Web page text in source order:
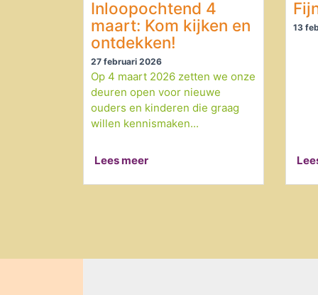
Inloopochtend 4
maart: Kom kijken en
ontdekken!
27 februari 2026
Op 4 maart 2026 zetten we onze
deuren open voor nieuwe
ouders en kinderen die graag
willen kennismaken...
Lees meer
13